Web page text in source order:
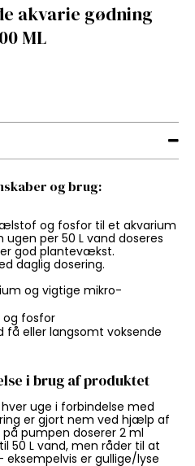
akvarie gødning
ML
og brug:
og fosfor til et akvarium
per 50 L vand doseres
god plantevækst.
daglig dosering.
og vigtige mikro-
fosfor
få eller langsomt voksende
i brug af produktet
uge i forbindelse med
er gjort nem ved hjælp af
pumpen doserer 2 ml
50 L vand, men råder til at
er gullige/lyse